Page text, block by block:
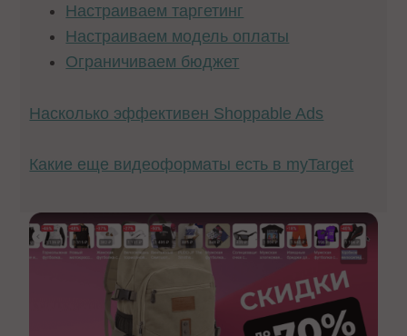
Настраиваем таргетинг
Настраиваем модель оплаты
Ограничиваем бюджет
Насколько эффективен Shoppable Ads
Какие еще видеоформаты есть в myTarget